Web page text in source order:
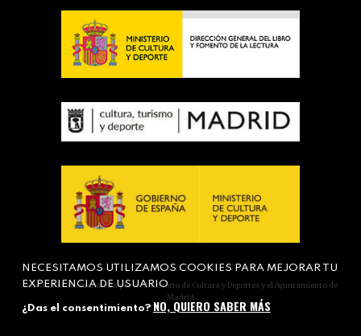
Actividad subvencionada por el Ministerio de Cultura y Deportes y el Ayuntamiento de
Madrid
NECESITAMOS UTILIZAMOS COOKIES PARA MEJORAR TU
EXPERIENCIA DE USUARIO
¿Das el consentimiento? NO, QUIERO SABER MÁS